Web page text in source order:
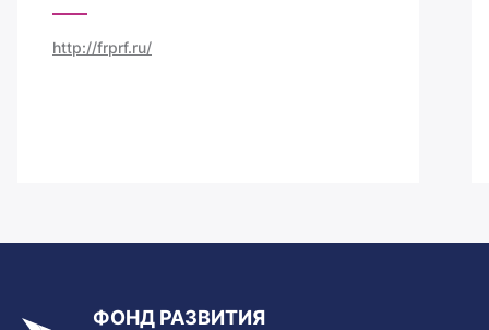
http://frprf.ru/
ФОНД РАЗВИТИЯ